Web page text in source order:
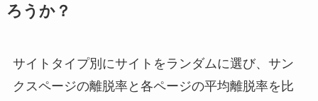
ろうか？
サイトタイプ別にサイトをランダムに選び、サン
クスページの離脱率と各ページの平均離脱率を比